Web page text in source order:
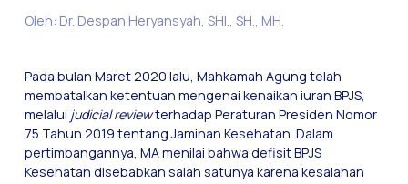
Oleh: Dr. Despan Heryansyah, SHI., SH., MH.
Pada bulan Maret 2020 lalu, Mahkamah Agung telah
membatalkan ketentuan mengenai kenaikan iuran BPJS,
melalui judicial reviewterhadap Peraturan Presiden Nomor
75 Tahun 2019 tentang Jaminan Kesehatan. Dalam
pertimbangannya, MA menilai bahwa defisit BPJS
Kesehatan disebabkan salah satunya karena kesalahan